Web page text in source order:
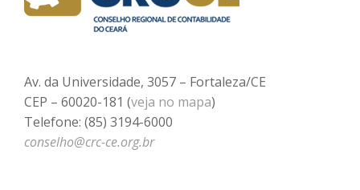
Av. da Universidade, 3057 – Fortaleza/CE
CEP – 60020-181 (veja no mapa)
Telefone: (85) 3194-6000
conselho@crc-ce.org.br